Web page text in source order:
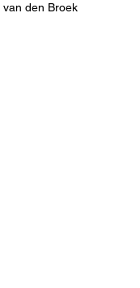
van den Broek